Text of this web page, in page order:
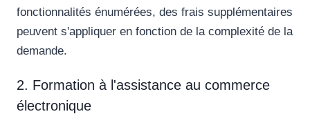
fonctionnalités énumérées, des frais supplémentaires
peuvent s'appliquer en fonction de la complexité de la
demande.
2. Formation à l'assistance au commerce
électronique